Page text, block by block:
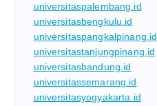
universitaspalembang.id
universitasbengkulu.id
universitaspangkalpinang.id
universitastanjungpinang.id
universitasbandung.id
universitassemarang.id
universitasyogyakarta.id